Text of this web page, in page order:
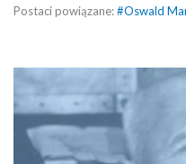
Postaci powiązane:#Oswald